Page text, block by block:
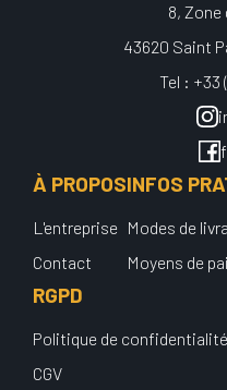
8, Zone
43620 Saint
Tel : +33
À PROPOS
L'entreprise
Contact
INFOS
Modes de
Moyens de
RGPD
Politique de confidentialité
CGV